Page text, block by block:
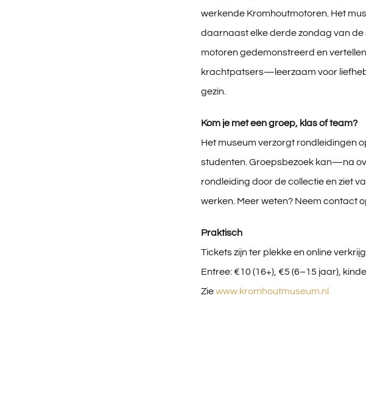
werkende Kromhoutmotoren. Het
daarnaast elke derde zondag van
motoren gedemonstreerd en
krachtpatsers—leerzaam voor
gezin.
Kom je met een groep, klas of team?
Het museum verzorgt rondleidingen
studenten. Groepsbezoek kan—na
rondleiding door de collectie en ziet
werken. Meer weten? Neem contact
Praktisch
Tickets zijn ter plekke en online
Entree: €10 (16+), €5 (6–15 jaar),
Ziewww.kromhoutmuseum.nl